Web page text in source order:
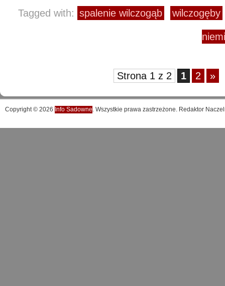
Tagged with: spalenie wilczogąb wilczogęby
Strona 1 z 2 1 2 »
Copyright © 2026 Info Sadowne. Wszystkie prawa zastrzeżone. Redaktor